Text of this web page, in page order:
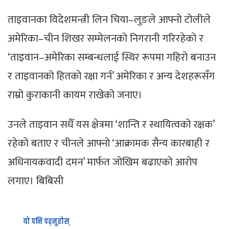
ताइवानका विदेशमन्त्री लिन चिया–लुङले आफ्नो टोलीले
अमेरिका–चीन शिखर सम्मेलनको निगरानी गरिरहेको र
‘ताइवान–अमेरिका सम्बन्धलाई स्थिर रूपमा गहिरो बनाउन
र ताइवानको हितको रक्षा गर्न’ अमेरिका र अन्य देशहरूसँग
राम्रो कुराकानी कायम राखेको जनाए।
उनले ताइवान सधैँ यस क्षेत्रमा ‘शान्ति र स्थायित्वको रक्षक’
रहेको बताए र चीनले आफ्नो ‘आक्रामक सैन्य कारबाही र
अधिनायकवादी दमन’ मार्फत जोखिम बढाएको आरोप
लगाए। बिबिसी
यो पनि पढ्नुहोस्